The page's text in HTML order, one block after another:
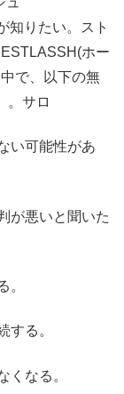
知りたい。スト
ホー
で、以下の無
。サロ
い可能性があ
が悪いと聞いた
。
する。
くなる。